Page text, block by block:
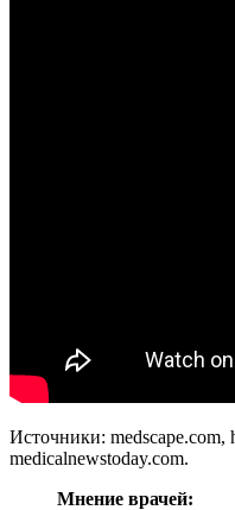
Источники: medscape.com,
medicalnewstoday.com.
Мнение врачей: